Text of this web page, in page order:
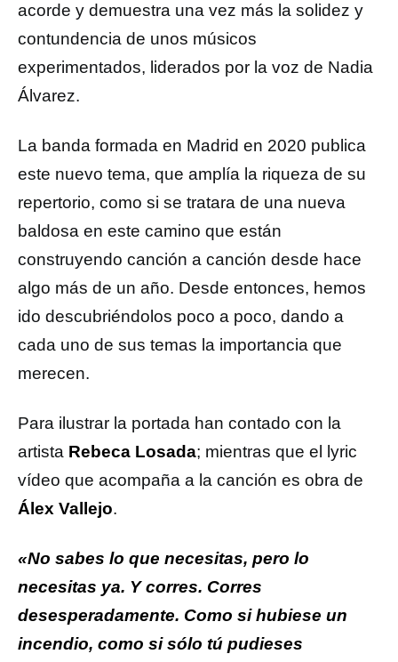
acorde y demuestra una vez más la solidez y
contundencia de unos músicos
experimentados, liderados por la voz de Nadia
Álvarez.
La banda formada en Madrid en 2020 publica
este nuevo tema, que amplía la riqueza de su
repertorio, como si se tratara de una nueva
baldosa en este camino que están
construyendo canción a canción desde hace
algo más de un año. Desde entonces, hemos
ido descubriéndolos poco a poco, dando a
cada uno de sus temas la importancia que
merecen.
Para ilustrar la portada han contado con la
artista Rebeca Losada; mientras que el lyric
vídeo que acompaña a la canción es obra de
Álex Vallejo.
«No sabes lo que necesitas, pero lo
necesitas ya. Y corres. Corres
desesperadamente. Como si hubiese un
incendio, como si sólo tú pudieses